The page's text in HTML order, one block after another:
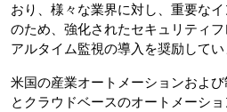
おり、様々な業界に対し、重要な
のため、強化されたセキュリティ
アルタイム監視の導入を奨励してい
米国の産業オートメーションおよ
とクラウドベースのオートメーシ